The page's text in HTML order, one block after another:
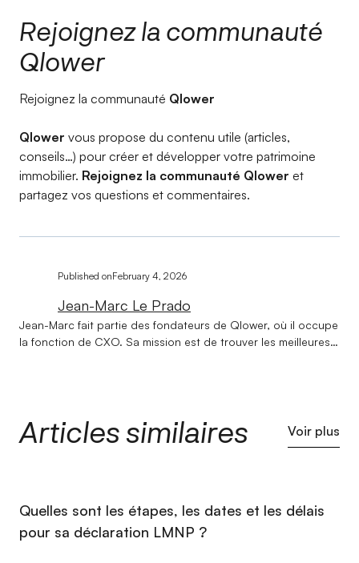
Rejoignez la communauté
Qlower
Rejoignez la communauté Qlower
Qlower vous propose du contenu utile (articles,
conseils…) pour créer et développer votre patrimoine
immobilier. Rejoignez la communauté Qlower et
partagez vos questions et commentaires.
Published onFebruary 4, 2026
Jean-Marc Le Prado
Jean-Marc fait partie des fondateurs de Qlower, où il occupe
la fonction de CXO. Sa mission est de trouver les meilleures
au Crédit Lyonnais puis au CCF (devenu HSBC) où Il a
occupé des fonctions variées : Gestionnaire de Patrimoine,
accompagné un millier d’investissements au cours de ces 20
dernières années.
Articles similaires Voir plus
⁠Quelles sont les étapes, les dates et les délais
pour sa déclaration LMNP ?